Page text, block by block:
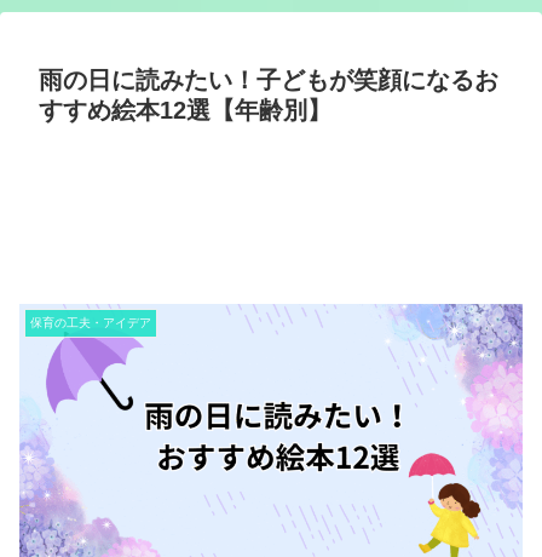
雨の日に読みたい！子どもが笑顔になるお
すすめ絵本12選【年齢別】
保育の工夫・アイデア